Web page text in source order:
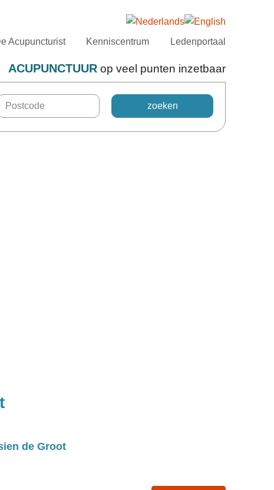
Acupuncturist Kenniscentrum Ledenportaal
ACUPUNCTUURop veel punten inzetbaar
de Groot